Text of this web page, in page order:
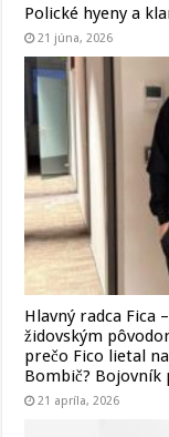
Polické hyeny a
21 júna, 2026
Hlavný radca Fica
židovským
prečo Fico lietal
Bombič?
21 apríla, 2026